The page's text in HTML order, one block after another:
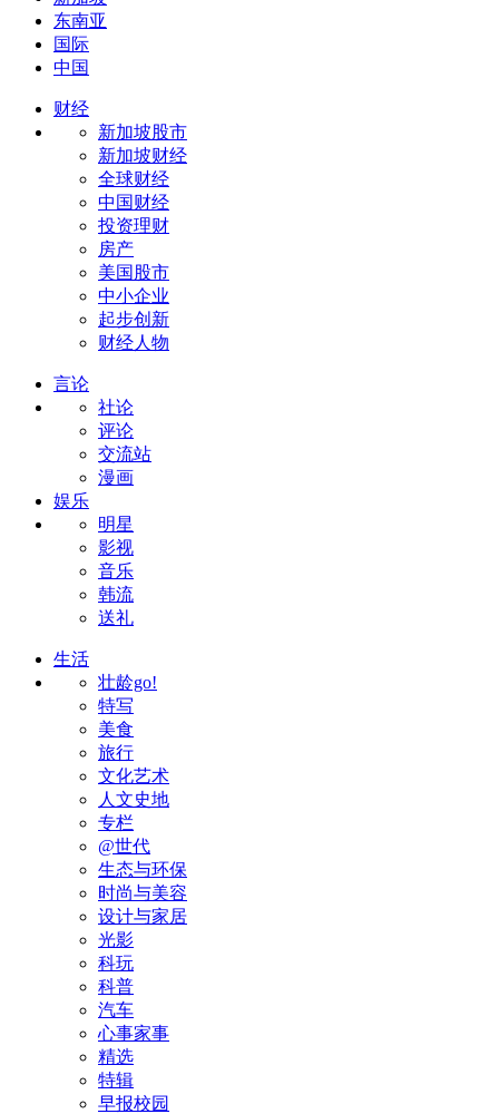
东南亚
国际
中国
财经
新加坡股市
新加坡财经
全球财经
中国财经
投资理财
房产
美国股市
中小企业
起步创新
财经人物
言论
社论
评论
交流站
漫画
娱乐
明星
影视
音乐
韩流
送礼
生活
壮龄go!
特写
美食
旅行
文化艺术
人文史地
专栏
@世代
生态与环保
时尚与美容
设计与家居
光影
科玩
科普
汽车
心事家事
精选
特辑
早报校园